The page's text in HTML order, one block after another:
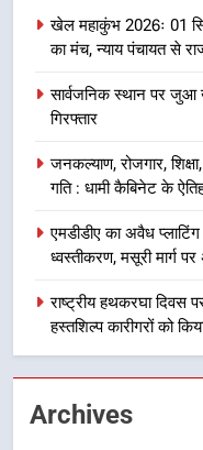
खेल महाकुंभ 2026ः 01
का मंच, न्याय पंचायत से
सार्वजनिक स्थान पर जुआ
गिरफ्तार
जनकल्याण, रोजगार,
गति : धामी कैबिनेट के
एमडीडीए का अवैध
ध्वस्तीकरण, मसूरी मार्ग
राष्ट्रीय हथकरघा दिवस
हस्तशिल्प कारीगरों को
Archives